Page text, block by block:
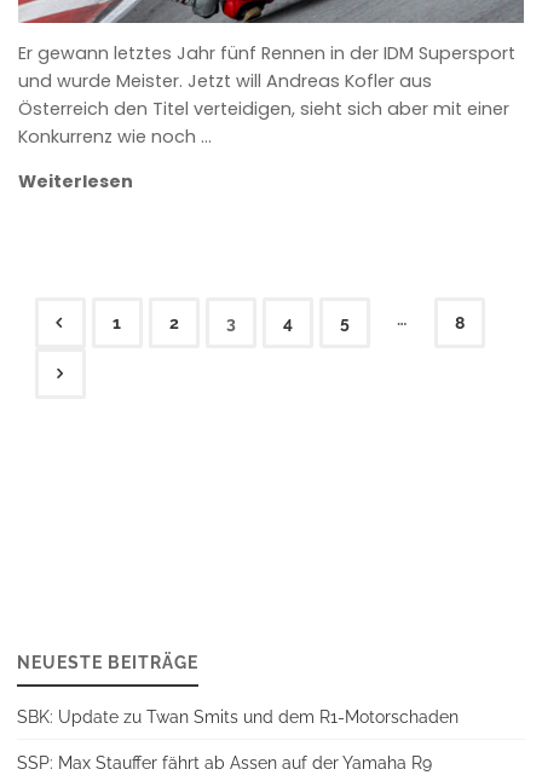
Er gewann letztes Jahr fünf Rennen in der IDM Supersport
und wurde Meister. Jetzt will Andreas Kofler aus
Österreich den Titel verteidigen, sieht sich aber mit einer
Konkurrenz wie noch …
Weiterlesen
Seitennummerierung
1 2 3 4 5 … 8
NEUESTE BEITRÄGE
SBK: Update zu Twan Smits und dem R1-Motorschaden
SSP: Max Stauffer fährt ab Assen auf der Yamaha R9